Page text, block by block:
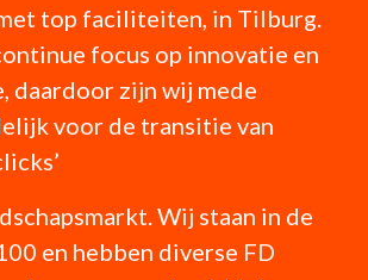
top faciliteiten, in Tilburg.
focus op innovatie en
daardoor zijn wij mede
voor de transitie van
Wij staan in de
en hebben diverse FD